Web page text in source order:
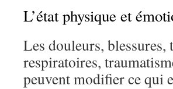
L’état physique et
Les douleurs,
respiratoires,
peuvent modifier ce qui